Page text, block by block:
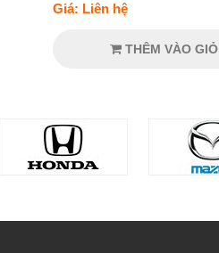
Giá: Liên hệ
THÊM VÀO GIỎ